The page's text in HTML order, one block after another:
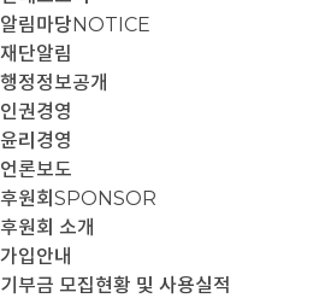
알림마당NOTICE
재단알림
행정정보공개
인권경영
윤리경영
언론보도
후원회 SPONSOR
후원회 소개
가입안내
기부금 모집현황 및 사용실적